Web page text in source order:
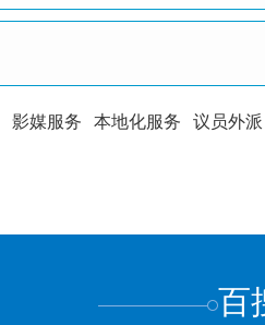
影媒服务 本地化服务 议员外派
百